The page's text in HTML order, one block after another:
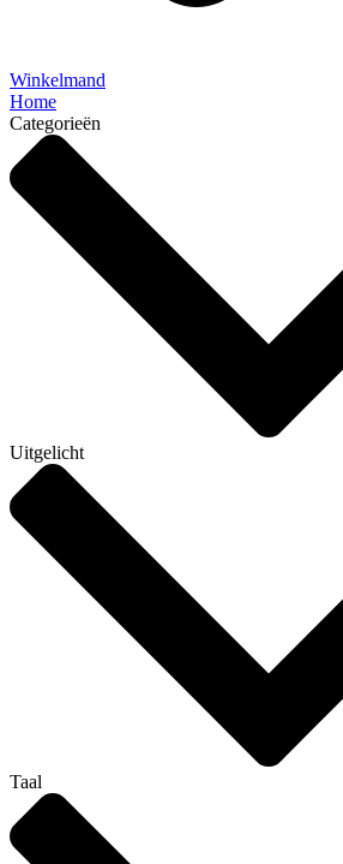
Winkelmand
Home
Categorieën
Uitgelicht
Taal